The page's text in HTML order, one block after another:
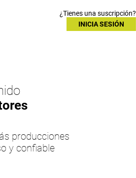
¿Tienes una suscripción?
INICIA SESIÓN
producciones
y confiable